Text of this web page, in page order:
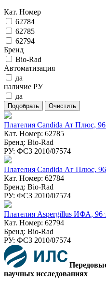
Кат. Номер
62784
62785
62794
Бренд
Bio-Rad
Автоматизация
да
наличие РУ
да
Плателия Candida Ат Плюс, 96
Кат. Номер: 62785
Бренд: Bio-Rad
РУ: ФСЗ 2010/07574
Плателия Candida Аг Плюс, 96
Кат. Номер: 62784
Бренд: Bio-Rad
РУ: ФСЗ 2010/07574
Плателия Aspergillus ИФА, 96
Кат. Номер: 62794
Бренд: Bio-Rad
РУ: ФСЗ 2010/07574
научных исследованиях